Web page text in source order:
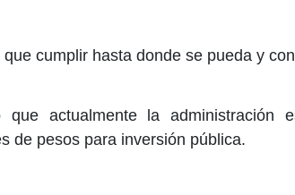
que cumplir hasta donde se pueda y
que actualmente la administración
de pesos para inversión pública.